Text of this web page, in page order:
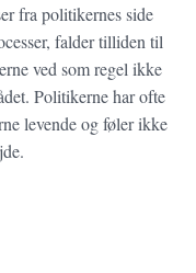
fra politikernes side
falder tilliden til
ved som regel ikke
Politikerne har ofte
levende og føler ikke